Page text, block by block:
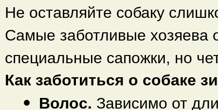
Не оставляйте собаку
Самые заботливые хозяева
специальные сапожки, но
Как заботиться о собаке
Волос. Зависимо от